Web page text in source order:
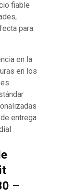
fiable
para
en la
en los
entrega
–